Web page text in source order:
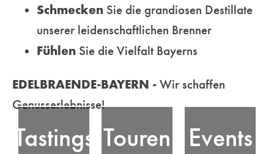
Schmecken Sie die grandiosen Destillate
unserer leidenschaftlichen Brenner
Fühlen Sie die Vielfalt Bayerns
EDELBRAENDE-BAYERN - Wir schaffen
Genusserlebnisse!
Tastings
Nehmen Sie an
unseren
moderierten
Tastings - in
ausgewählten
Touren
die Essenz
bayerischer
Edelbrand-
unseren
unterhaltsamen
Genusstouren
Events
Edelbrand-Kultur
Bayern! Wir